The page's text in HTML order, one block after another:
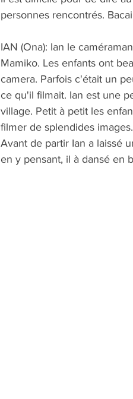
personnes rencontrés.
IAN (Ona): Ian le
Mamiko. Les enfants ont
camera. Parfois c'était un
ce qu'il filmait. Ian est une
village. Petit à petit les
filmer de splendides
Avant de partir Ian a laissé
en y pensant, il à dansé en